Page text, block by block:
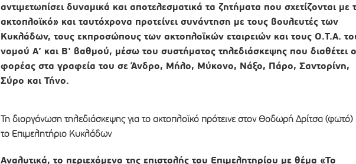
αντιμετωπίσει δυναμικά και αποτελεσματικά τα ζητήματα που σχετίζονται με
ακτοπλοϊκό» και ταυτόχρονα προτείνει συνάντηση με τους βουλευτές των
Κυκλάδων, τους εκπροσώπους των ακτοπλοϊκών εταιρειών και τους Ο.Τ.Α.
νομού Α’ και Β’ βαθμού, μέσω του συστήματος τηλεδιάσκεψης που διαθέτει ο
φορέας στα γραφεία του σε Άνδρο, Μήλο, Μύκονο, Νάξο, Πάρο, Σαντορίνη,
Σύρο και Τήνο.
Τη διοργάνωση τηλεδιάσκεψης για το ακτοπλοϊκό πρότεινε στον Θοδωρή Δρίτσα (φωτό)
το Επιμελητήριο Κυκλάδων
Αναλυτικά, το περιεχόμενο της επιστολής του Επιμελητηρίου με θέμα «Το